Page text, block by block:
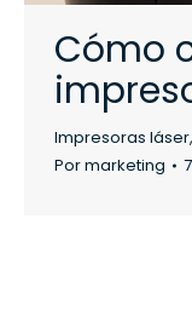
Cómo
Impresoras láser,
Pormarketing